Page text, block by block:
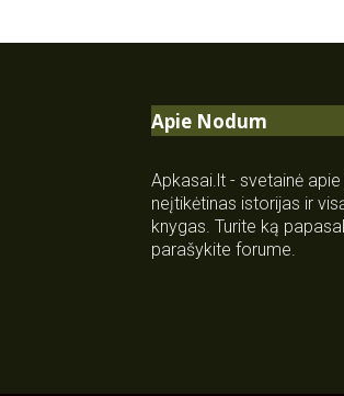
Apie Nodum
Apkasai.lt - svetainė
neįtikėtinas istorijas ir
knygas. Turite ką
parašykite forume.